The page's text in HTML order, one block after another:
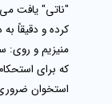
"ناتی" یافت
کرده و دقیقاً
منیزیم و روی:
که برای
استخوان